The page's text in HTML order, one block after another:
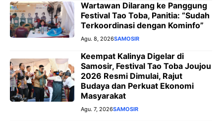
Wartawan Dilarang ke Panggung
Festival Tao Toba, Panitia: “Sudah
Terkoordinasi dengan Kominfo”
Agu. 8, 2026SAMOSIR
Keempat Kalinya Digelar di
Samosir, Festival Tao Toba Joujou
2026 Resmi Dimulai, Rajut
Budaya dan Perkuat Ekonomi
Masyarakat
Agu. 7, 2026SAMOSIR